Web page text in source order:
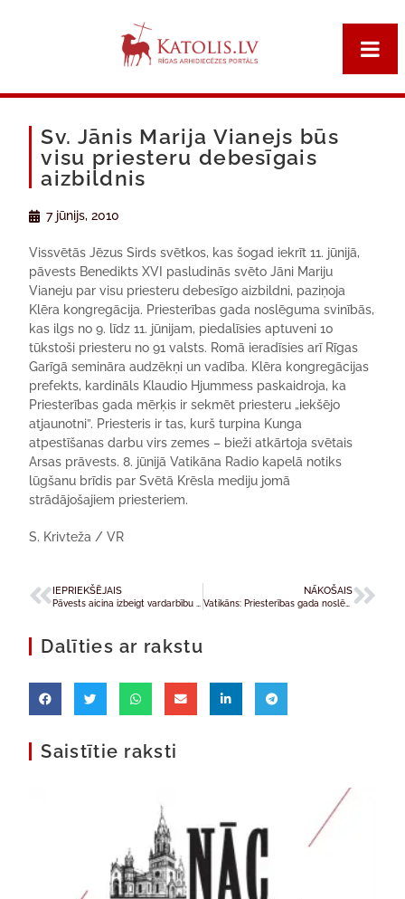
Sv. Jānis Marija Vianejs būs
visu priesteru debesīgais
aizbildnis
7 jūnijs, 2010
Vissvētās Jēzus Sirds svētkos, kas šogad iekrīt 11. jūnijā,
pāvests Benedikts XVI pasludinās svēto Jāni Mariju
Vianeju par visu priesteru debesīgo aizbildni, paziņoja
Klēra kongregācija. Priesterības gada noslēguma svinībās,
kas ilgs no 9. līdz 11. jūnijam, piedalīsies aptuveni 10
tūkstoši priesteru no 91 valsts. Romā ieradīsies arī Rīgas
Garīgā semināra audzēkņi un vadība. Klēra kongregācijas
prefekts, kardināls Klaudio Hjummess paskaidroja, ka
Priesterības gada mērķis ir sekmēt priesteru „iekšējo
atjaunotni”. Priesteris ir tas, kurš turpina Kunga
atpestīšanas darbu virs zemes – bieži atkārtoja svētais
Arsas prāvests. 8. jūnijā Vatikāna Radio kapelā notiks
lūgšanu brīdis par Svētā Krēsla mediju jomā
strādājošajiem priesteriem.
S. Krivteža / VR
IEPRIEKŠĒJAIS NĀKOŠAIS
Vatikāns: Priesterības gada noslēguma pasākumi
Dalīties ar rakstu
Saistītie raksti